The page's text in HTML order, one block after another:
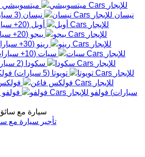
ميتسوبيشي
نيسان
نيسان (
3
أوبل (
20+
بيجو (
20+
رينو (
30+
سيات (
10+
سكودا (
2
تويوتا (
5 سيارات)
سيارات) فولفو فولفو
سيارة مع
تأجير سيارة مع